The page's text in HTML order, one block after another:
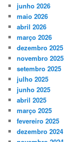
junho 2026
maio 2026
abril 2026
março 2026
dezembro 2025
novembro 2025
setembro 2025
julho 2025
junho 2025
abril 2025
março 2025
fevereiro 2025
dezembro 2024